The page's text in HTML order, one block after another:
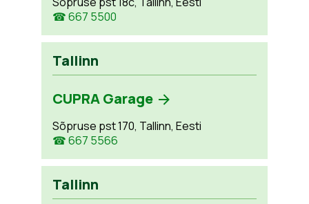
☎ 667 5500
Tallinn
CUPRA Garage
Sõpruse pst 170, Tallinn, Eesti
☎ 667 5566
Tallinn